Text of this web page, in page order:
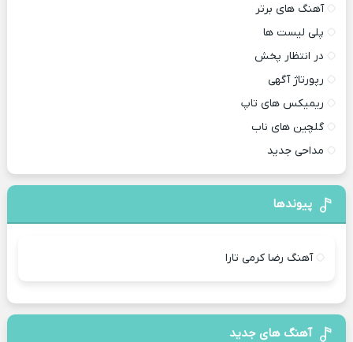
آهنگ های برتر
پلی لیست ها
در انتظار پخش
رپورتاژ آگهی
ریمیکس های تاپ
گلچین های ناب
مداحی جدید
پیوندها
آهنگ رضا کرمی تارا
آهنگ های جدید